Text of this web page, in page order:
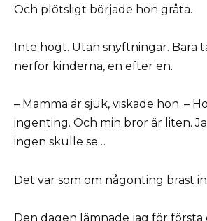
Och plötsligt började hon gråta.
Inte högt. Utan snyftningar. Bara
nerför kinderna, en efter en.
– Mamma är sjuk, viskade hon. –
ingenting. Och min bror är liten.
ingen skulle se…
Det var som om någonting brast
Den dagen lämnade jag för första